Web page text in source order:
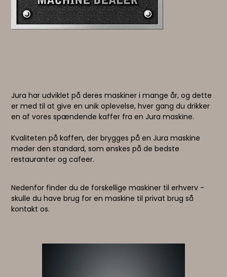
Jura har udviklet på deres maskiner i mange år, og dette
er med til at give en unik oplevelse, hver gang du drikker
en af vores spændende kaffer fra en Jura maskine.
Kvaliteten på kaffen, der brygges på en Jura maskine
møder den standard, som ønskes på de bedste
restauranter og cafeer.
Nedenfor finder du de forskellige maskiner til erhverv -
skulle du have brug for en maskine til privat brug så
kontakt os.